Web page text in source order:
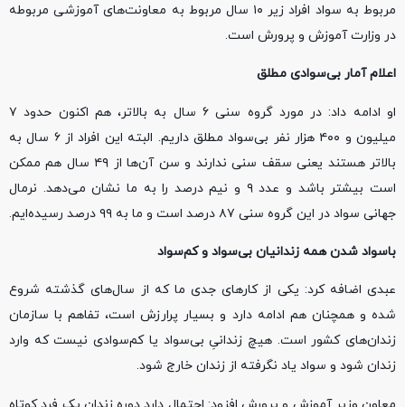
مربوط به سواد افراد زیر ۱۰ سال مربوط به معاونت‌های آموزشی مربوطه
در وزارت آموزش و پرورش است.
اعلام آمار بی‌سوادی مطلق
او ادامه داد: در مورد گروه سنی ۶ سال به بالاتر، هم اکنون حدود ۷
میلیون و ۴۰۰ هزار نفر بی‌سواد مطلق داریم. البته این افراد از ۶ سال به
بالاتر هستند یعنی سقف سنی ندارند و سن آن‌ها از ۴۹ سال هم ممکن
است بیشتر باشد و عدد ۹ و نیم درصد را به ما نشان می‌دهد. نرمال
جهانی سواد در این گروه سنی ۸۷ درصد است و ما به ۹۹ درصد رسیده‌ایم.
باسواد شدن همه زندانیان بی‌سواد و کم‌سواد
عبدی اضافه کرد: یکی از کارهای جدی ما که از سال‌های گذشته شروع
شده و همچنان هم ادامه دارد و بسیار پرارزش است، تفاهم با سازمان
زندان‌های کشور است. هیچ زندانی‌ِ بی‌سواد یا کم‌سوادی نیست که وارد
زندان شود و سواد یاد نگرفته از زندان خارج شود.